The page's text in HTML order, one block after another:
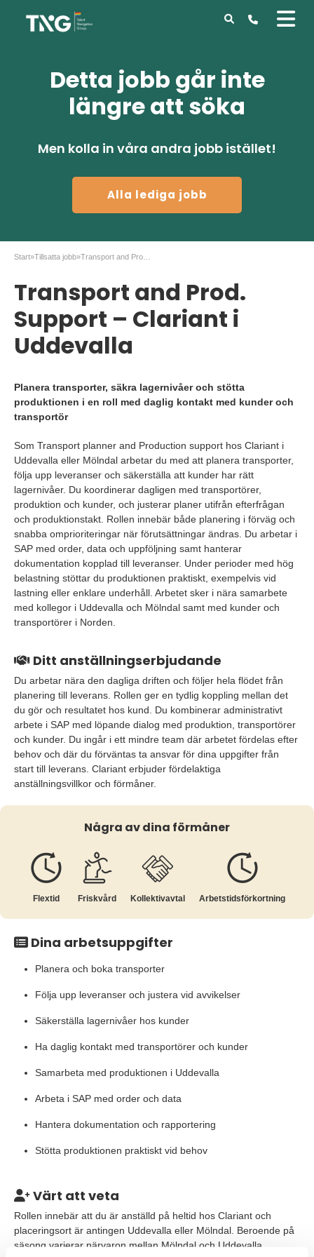
Detta jobb går inte
längre att söka
Men kolla in våra andra jobb istället!
Alla lediga jobb
Start»Tillsatta jobb»
Transport and Prod.
Support – Clariant i
Uddevalla
Planera transporter, säkra lagernivåer och stötta
produktionen i en roll med daglig kontakt med kunder och
transportör
Som Transport planner and Production support hos Clariant i
Uddevalla eller Mölndal arbetar du med att planera transporter,
följa upp leveranser och säkerställa att kunder har rätt
lagernivåer. Du koordinerar dagligen med transportörer,
produktion och kunder, och justerar planer utifrån efterfrågan
och produktionstakt. Rollen innebär både planering i förväg och
snabba omprioriteringar när förutsättningar ändras. Du arbetar i
SAP med order, data och uppföljning samt hanterar
dokumentation kopplad till leveranser. Under perioder med hög
belastning stöttar du produktionen praktiskt, exempelvis vid
lastning eller enklare underhåll. Arbetet sker i nära samarbete
med kollegor i Uddevalla och Mölndal samt med kunder och
transportörer i Norden.
Ditt anställningserbjudande
Du arbetar nära den dagliga driften och följer hela flödet från
planering till leverans. Rollen ger en tydlig koppling mellan det
du gör och resultatet hos kund. Du kombinerar administrativt
arbete i SAP med löpande dialog med produktion, transportörer
och kunder. Du ingår i ett mindre team där arbetet fördelas efter
behov och där du förväntas ta ansvar för dina uppgifter från
start till leverans. Clariant erbjuder fördelaktiga
anställningsvillkor och förmåner.
Några av dina förmåner
Flextid Friskvård Kollektiv­avtal Arbetstids­förkortning
Dina arbetsuppgifter
Planera och boka transporter
Följa upp leveranser och justera vid avvikelser
Säkerställa lagernivåer hos kunder
Ha daglig kontakt med transportörer och kunder
Samarbeta med produktionen i Uddevalla
Arbeta i SAP med order och data
Hantera dokumentation och rapportering
Stötta produktionen praktiskt vid behov
Värt att veta
Rollen innebär att du är anställd på heltid hos Clariant och
placeringsort är antingen Uddevalla eller Mölndal. Beroende på
säsong varierar närvaron mellan Mölndal och Uddevalla.